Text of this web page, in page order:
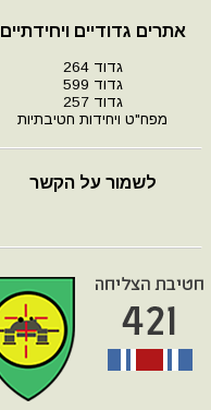
אתרים גדודיים ויחידתיים
גדוד 264
גדוד 599
גדוד 257
מפח"ט ויחידות חטיבתיות
לשמור על הקשר